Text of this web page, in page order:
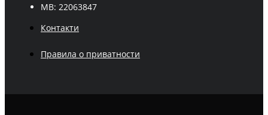
MB: 22063847
Контакти
Правила о приватности